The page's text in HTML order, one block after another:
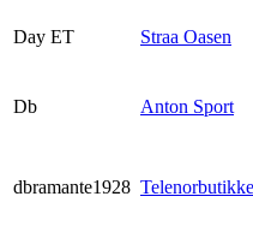
Day ET Straa Oasen
Db Anton Sport
dbramante1928